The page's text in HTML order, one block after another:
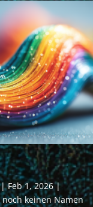
Feb 1, 2026|
noch keinen Namen